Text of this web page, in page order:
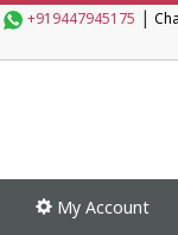
+919447945175
My Account